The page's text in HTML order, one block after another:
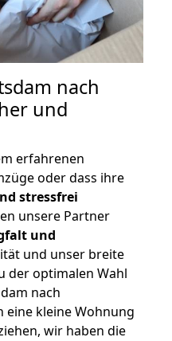
nach
und
erfahrenen
oder dass ihre
stressfrei
unsere Partner
und
und unser breite
der optimalen Wahl
nach
eine kleine Wohnung
wir haben die